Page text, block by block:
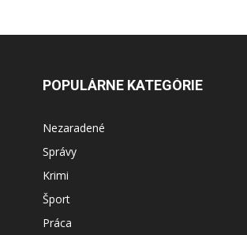
POPULÁRNE KATEGÓRIE
Nezaradené
Správy
Krimi
Šport
Práca